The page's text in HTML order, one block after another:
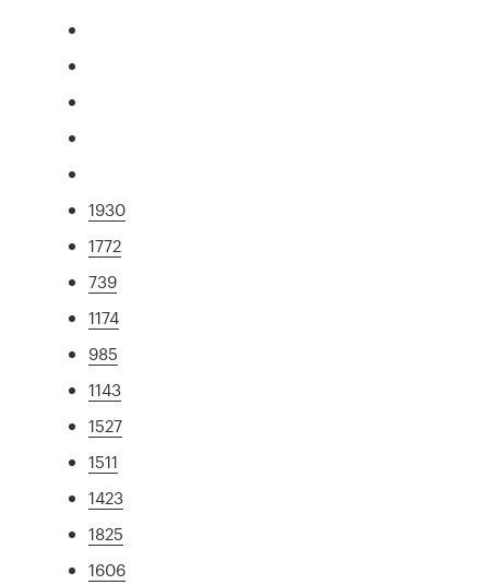
1930
1772
739
1174
985
1143
1527
1511
1423
1825
1606